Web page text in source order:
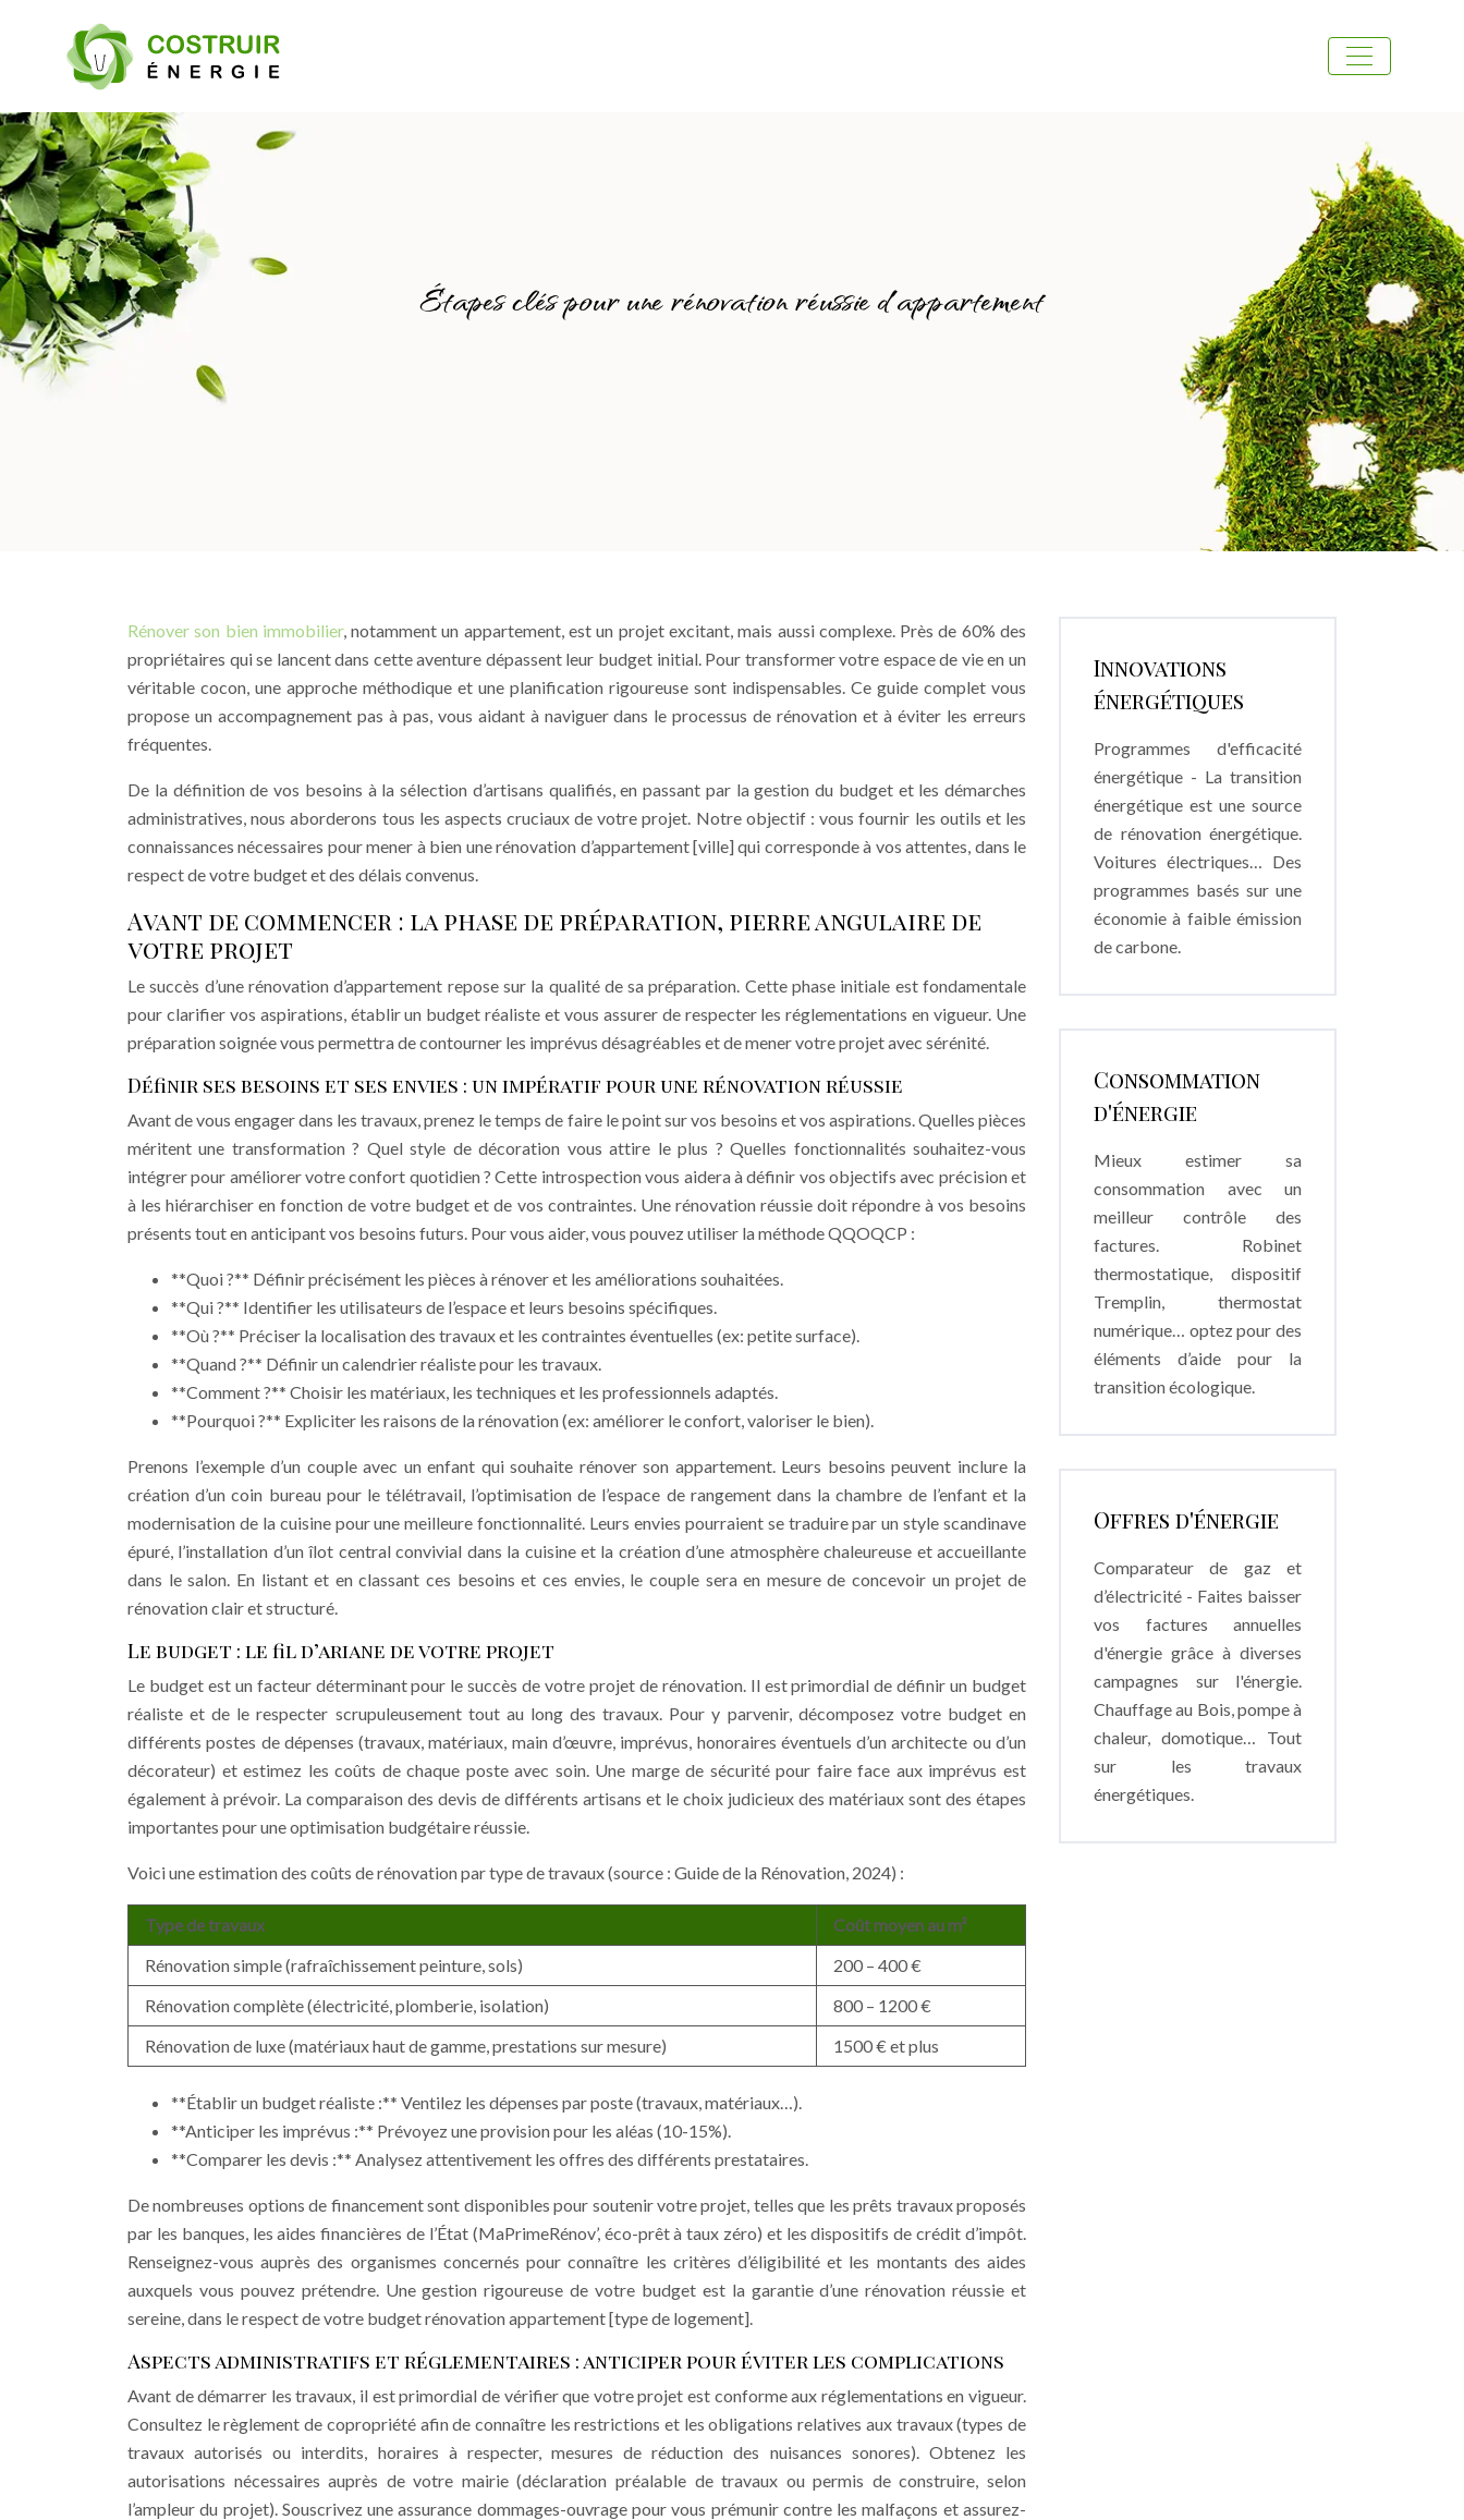
Étapes clés pour une rénovation réussie d’appartement
Rénover son bien immobilier, notamment un appartement, est un projet excitant, mais aussi complexe. Près de 60% des
propriétaires qui se lancent dans cette aventure dépassent leur budget initial. Pour transformer votre espace de vie en un
véritable cocon, une approche méthodique et une planification rigoureuse sont indispensables. Ce guide complet vous
propose un accompagnement pas à pas, vous aidant à naviguer dans le processus de rénovation et à éviter les erreurs
fréquentes.
De la définition de vos besoins à la sélection d’artisans qualifiés, en passant par la gestion du budget et les démarches
administratives, nous aborderons tous les aspects cruciaux de votre projet. Notre objectif : vous fournir les outils et les
connaissances nécessaires pour mener à bien une rénovation d’appartement [ville] qui corresponde à vos attentes, dans le
respect de votre budget et des délais convenus.
Avant de commencer : la phase de préparation, pierre angulaire de
votre projet
Le succès d’une rénovation d’appartement repose sur la qualité de sa préparation. Cette phase initiale est fondamentale
pour clarifier vos aspirations, établir un budget réaliste et vous assurer de respecter les réglementations en vigueur. Une
préparation soignée vous permettra de contourner les imprévus désagréables et de mener votre projet avec sérénité.
Définir ses besoins et ses envies : un impératif pour une rénovation réussie
Avant de vous engager dans les travaux, prenez le temps de faire le point sur vos besoins et vos aspirations. Quelles pièces
méritent une transformation ? Quel style de décoration vous attire le plus ? Quelles fonctionnalités souhaitez-vous
intégrer pour améliorer votre confort quotidien ? Cette introspection vous aidera à définir vos objectifs avec précision et
à les hiérarchiser en fonction de votre budget et de vos contraintes. Une rénovation réussie doit répondre à vos besoins
présents tout en anticipant vos besoins futurs. Pour vous aider, vous pouvez utiliser la méthode QQOQCP :
**Quoi ?** Définir précisément les pièces à rénover et les améliorations souhaitées.
**Qui ?** Identifier les utilisateurs de l’espace et leurs besoins spécifiques.
**Où ?** Préciser la localisation des travaux et les contraintes éventuelles (ex: petite surface).
**Quand ?** Définir un calendrier réaliste pour les travaux.
**Comment ?** Choisir les matériaux, les techniques et les professionnels adaptés.
**Pourquoi ?** Expliciter les raisons de la rénovation (ex: améliorer le confort, valoriser le bien).
Prenons l’exemple d’un couple avec un enfant qui souhaite rénover son appartement. Leurs besoins peuvent inclure la
création d’un coin bureau pour le télétravail, l’optimisation de l’espace de rangement dans la chambre de l’enfant et la
modernisation de la cuisine pour une meilleure fonctionnalité. Leurs envies pourraient se traduire par un style scandinave
épuré, l’installation d’un îlot central convivial dans la cuisine et la création d’une atmosphère chaleureuse et accueillante
dans le salon. En listant et en classant ces besoins et ces envies, le couple sera en mesure de concevoir un projet de
rénovation clair et structuré.
Le budget : le fil d’ariane de votre projet
Le budget est un facteur déterminant pour le succès de votre projet de rénovation. Il est primordial de définir un budget
réaliste et de le respecter scrupuleusement tout au long des travaux. Pour y parvenir, décomposez votre budget en
différents postes de dépenses (travaux, matériaux, main d’œuvre, imprévus, honoraires éventuels d’un architecte ou d’un
décorateur) et estimez les coûts de chaque poste avec soin. Une marge de sécurité pour faire face aux imprévus est
également à prévoir. La comparaison des devis de différents artisans et le choix judicieux des matériaux sont des étapes
importantes pour une optimisation budgétaire réussie.
Voici une estimation des coûts de rénovation par type de travaux (source : Guide de la Rénovation, 2024) :
Type de travaux
Coût moyen au m²
Rénovation simple (rafraîchissement peinture, sols)
200 – 400 €
Rénovation complète (électricité, plomberie, isolation)
800 – 1200 €
Rénovation de luxe (matériaux haut de gamme, prestations sur mesure)
1500 € et plus
**Établir un budget réaliste :** Ventilez les dépenses par poste (travaux, matériaux…).
**Anticiper les imprévus :** Prévoyez une provision pour les aléas (10-15%).
**Comparer les devis :** Analysez attentivement les offres des différents prestataires.
De nombreuses options de financement sont disponibles pour soutenir votre projet, telles que les prêts travaux proposés
par les banques, les aides financières de l’État (MaPrimeRénov’, éco-prêt à taux zéro) et les dispositifs de crédit d’impôt.
Renseignez-vous auprès des organismes concernés pour connaître les critères d’éligibilité et les montants des aides
auxquels vous pouvez prétendre. Une gestion rigoureuse de votre budget est la garantie d’une rénovation réussie et
sereine, dans le respect de votre budget rénovation appartement [type de logement].
Aspects administratifs et réglementaires : anticiper pour éviter les complications
Avant de démarrer les travaux, il est primordial de vérifier que votre projet est conforme aux réglementations en vigueur.
Consultez le règlement de copropriété afin de connaître les restrictions et les obligations relatives aux travaux (types de
travaux autorisés ou interdits, horaires à respecter, mesures de réduction des nuisances sonores). Obtenez les
autorisations nécessaires auprès de votre mairie (déclaration préalable de travaux ou permis de construire, selon
l’ampleur du projet). Souscrivez une assurance dommages-ouvrage pour vous prémunir contre les malfaçons et assurez-
Innovations
énergétiques
Programmes d'efficacité
énergétique - La transition
énergétique est une source
de rénovation énergétique.
Voitures électriques… Des
programmes basés sur une
économie à faible émission
de carbone.
Consommation
d'énergie
Mieux estimer sa
consommation avec un
meilleur contrôle des
factures. Robinet
thermostatique, dispositif
Tremplin, thermostat
numérique… optez pour des
éléments d’aide pour la
transition écologique.
Offres d'énergie
Comparateur de gaz et
d’électricité - Faites baisser
vos factures annuelles
d'énergie grâce à diverses
campagnes sur l'énergie.
Chauffage au Bois, pompe à
chaleur, domotique… Tout
sur les travaux
énergétiques.